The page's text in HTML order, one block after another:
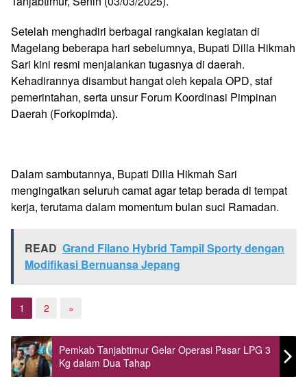
Setelah menghadiri berbagai rangkaian kegiatan di
Magelang beberapa hari sebelumnya, Bupati Dilla Hikmah
Sari kini resmi menjalankan tugasnya di daerah.
Kehadirannya disambut hangat oleh kepala OPD, staf
pemerintahan, serta unsur Forum Koordinasi Pimpinan
Daerah (Forkopimda).
Dalam sambutannya, Bupati Dilla Hikmah Sari
mengingatkan seluruh camat agar tetap berada di tempat
kerja, terutama dalam momentum bulan suci Ramadan.
READ Grand Filano Hybrid Tampil Sporty dengan
Modifikasi Bernuansa Jepang
1 2 »
Pemkab Tanjabtimur Gelar Operasi Pasar LPG 3
Kg dalam Dua Tahap